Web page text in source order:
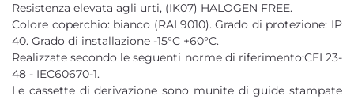
Resistenza elevata agli urti, (IK07) HALOGEN FREE.
Colore coperchio: bianco (RAL9010). Grado di protezione: IP
40. Grado di installazione -15°C +60°C.
Realizzate secondo le seguenti norme di riferimento:CEI 23-
48 - IEC60670-1.
Le cassette di derivazione sono munite di guide stampate